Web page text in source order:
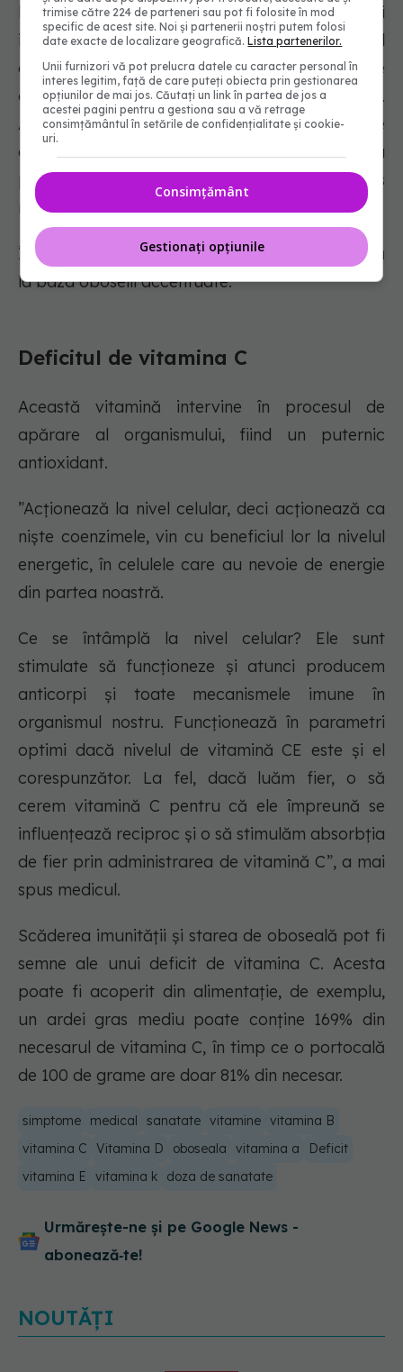
hidrosolubile, care se absurd și ele vin și
influențează metabolismul celular la nivel
energetic.Vorbim de energie, dar și de partea de
concentrare, de atenție, de procese cognitive.
Avem foarte multă nevoie de aceste vitamine
din complexul B tocmai ca să fim și pe partea
proceselor cognitive funcțional”, a mai spus
medicul.
În privința carențelor de vitamina B, aceasta stă
la baza oboselii accentuate.
Deficitul de vitamina C
Această vitamină intervine în procesul de
apărare al organismului, fiind un puternic
antioxidant.
”Acționează la nivel celular, deci acționează ca
niște coenzimele, vin cu beneficiul lor la nivelul
energetic, în celulele care au nevoie de energie
din partea noastră.
Ce se întâmplă la nivel celular? Ele sunt
stimulate să funcționeze și atunci producem
anticorpi și toate mecanismele imune în
organismul nostru. Funcționează în parametri
optimi dacă nivelul de vitamină CE este și el
corespunzător. La fel, dacă luăm fier, o să
cerem vitamină C pentru că ele împreună se
influențează reciproc și o să stimulăm absorbția
de fier prin administrarea de vitamină C”, a mai
spus medicul.
Scăderea imunității și starea de oboseală pot fi
semne ale unui deficit de vitamina C. Acesta
poate fi acoperit din alimentație, de exemplu,
un ardei gras mediu poate conține 169% din
necesarul de vitamina C, în timp ce o portocală
de 100 de grame are doar 81% din necesar.
simptome medical sanatate vitamine vitamina B
vitamina C
Vitamina D oboseala vitamina a
Deficit
vitamina E
vitamina k doza de sanatate
Urmărește-ne și pe Google News -
abonează‑te!
NOUTĂȚI
trimise către 224 de parteneri sau pot fi folosite în mod
specific de acest site. Noi și partenerii noștri putem folosi
date exacte de localizare geografică.Lista partenerilor.
Unii furnizori vă pot prelucra datele cu caracter personal în
interes legitim, față de care puteți obiecta prin gestionarea
opțiunilor de mai jos. Căutați un link în partea de jos a
acestei pagini pentru a gestiona sau a vă retrage
consimțământul în setările de confidențialitate și cookie-
uri.
Consimțământ
Gestionați opțiunile